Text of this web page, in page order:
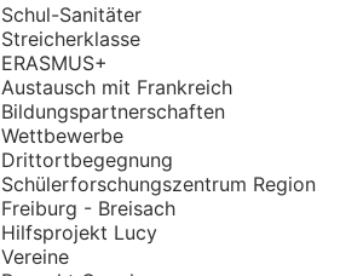
Schul-Sanitäter
Streicherklasse
ERASMUS+
Austausch mit Frankreich
Bildungspartnerschaften
Wettbewerbe
Drittortbegegnung
Schülerforschungszentrum Region
Freiburg - Breisach
Hilfsprojekt Lucy
Vereine